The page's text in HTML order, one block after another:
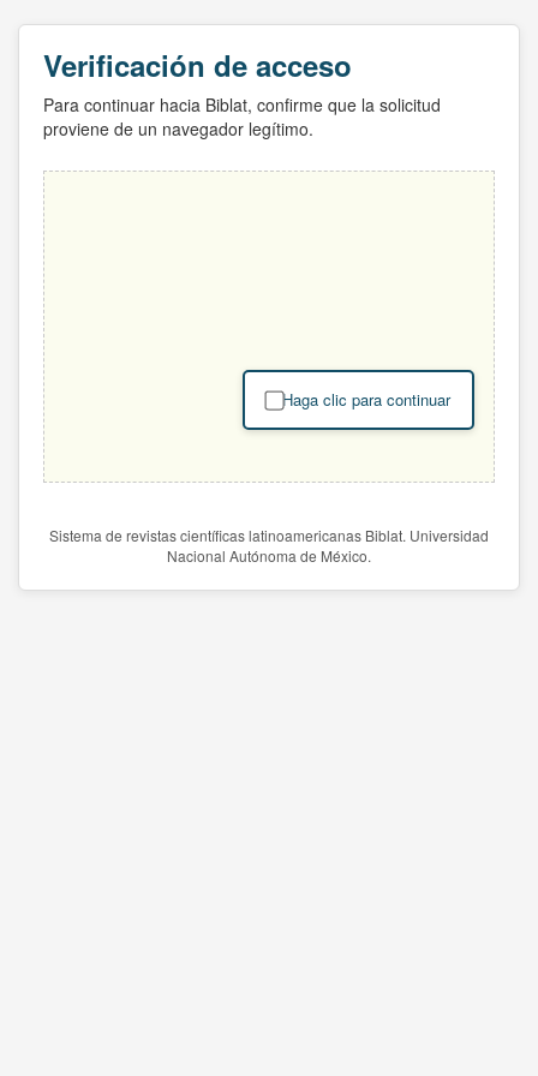
Verificación de acceso
Para continuar hacia Biblat, confirme que la solicitud
proviene de un navegador legítimo.
Haga clic para continuar
Sistema de revistas científicas latinoamericanas Biblat. Universidad
Nacional Autónoma de México.